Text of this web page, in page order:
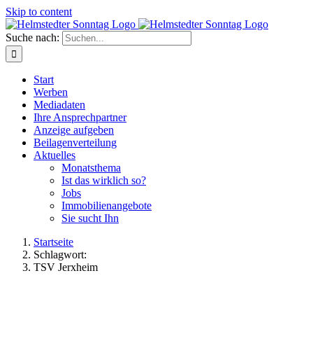
Skip to content
Suche nach:
Start
Werben
Mediadaten
Ihre Ansprechpartner
Anzeige aufgeben
Beilagenverteilung
Aktuelles
Monatsthema
Ist das wirklich so?
Jobs
Immobilienangebote
Sie sucht Ihn
Startseite
Schlagwort:
TSV Jerxheim